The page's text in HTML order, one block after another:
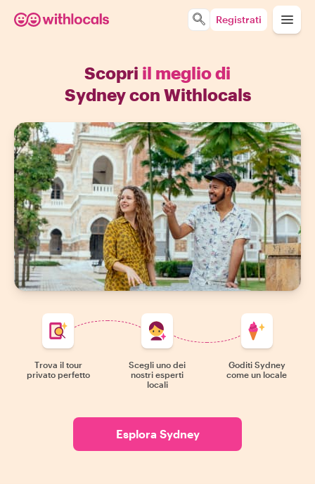
Registrati
Scopri il meglio di
Sydney con Withlocals
Trova il tour
privato perfetto
Scegli uno dei
nostri esperti
locali
Goditi Sydney
come un locale
Esplora Sydney